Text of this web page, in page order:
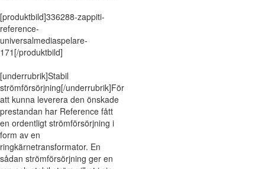
[produktbild]336288-zappiti-
reference-
universalmediaspelare-
171[/produktbild]
[underrubrik]Stabil
strömförsörjning[/underrubrik]För
att kunna leverera den önskade
prestandan har Reference fått
en ordentligt strömförsörjning i
form av en
ringkärnetransformator. En
sådan strömförsörjning ger en